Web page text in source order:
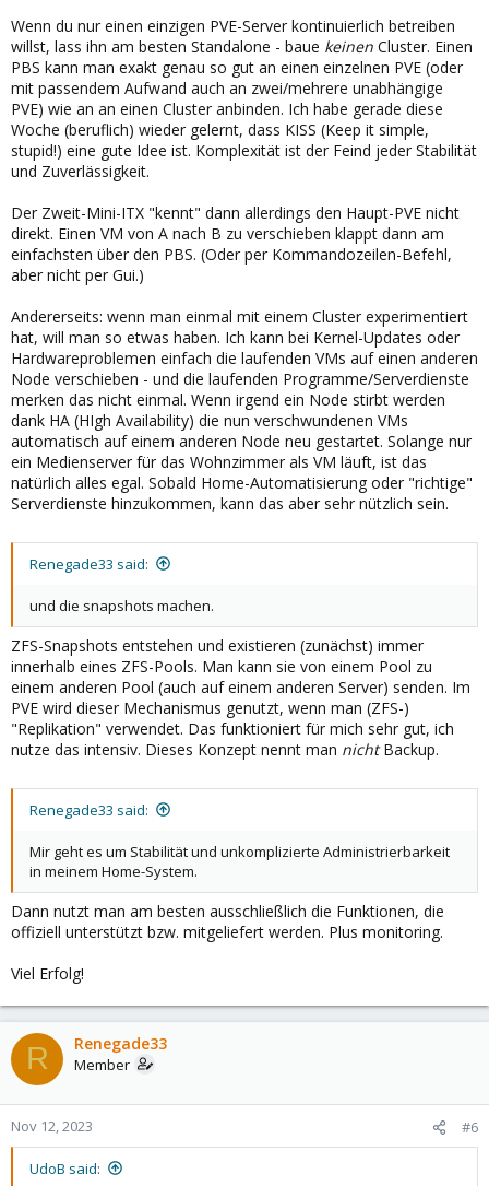
Wenn du nur einen einzigen PVE-Server kontinuierlich betreiben
willst, lass ihn am besten Standalone - baue keinen Cluster. Einen
PBS kann man exakt genau so gut an einen einzelnen PVE (oder
mit passendem Aufwand auch an zwei/mehrere unabhängige
PVE) wie an an einen Cluster anbinden. Ich habe gerade diese
Woche (beruflich) wieder gelernt, dass KISS (Keep it simple,
stupid!) eine gute Idee ist. Komplexität ist der Feind jeder Stabilität
und Zuverlässigkeit.
Der Zweit-Mini-ITX "kennt" dann allerdings den Haupt-PVE nicht
direkt. Einen VM von A nach B zu verschieben klappt dann am
einfachsten über den PBS. (Oder per Kommandozeilen-Befehl,
aber nicht per Gui.)
Andererseits: wenn man einmal mit einem Cluster experimentiert
hat, will man so etwas haben. Ich kann bei Kernel-Updates oder
Hardwareproblemen einfach die laufenden VMs auf einen anderen
Node verschieben - und die laufenden Programme/Serverdienste
merken das nicht einmal. Wenn irgend ein Node stirbt werden
dank HA (HIgh Availability) die nun verschwundenen VMs
automatisch auf einem anderen Node neu gestartet. Solange nur
ein Medienserver für das Wohnzimmer als VM läuft, ist das
natürlich alles egal. Sobald Home-Automatisierung oder "richtige"
Serverdienste hinzukommen, kann das aber sehr nützlich sein.
Renegade33 said:
und die snapshots machen.
ZFS-Snapshots entstehen und existieren (zunächst) immer
innerhalb eines ZFS-Pools. Man kann sie von einem Pool zu
einem anderen Pool (auch auf einem anderen Server) senden. Im
PVE wird dieser Mechanismus genutzt, wenn man (ZFS-)
"Replikation" verwendet. Das funktioniert für mich sehr gut, ich
nutze das intensiv. Dieses Konzept nennt man nichtBackup.
Renegade33 said:
Mir geht es um Stabilität und unkomplizierte Administrierbarkeit
in meinem Home-System.
Dann nutzt man am besten ausschließlich die Funktionen, die
offiziell unterstützt bzw. mitgeliefert werden. Plus monitoring.
Viel Erfolg!
R Renegade33
Member
Nov 12, 2023 #6
UdoB said: